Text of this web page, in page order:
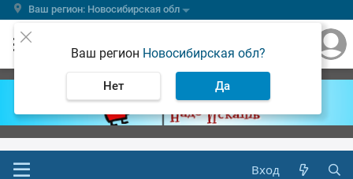
Ваш регион: Новосибирская обл
Ваш регион Новосибирская обл?
Нет Да
Вход